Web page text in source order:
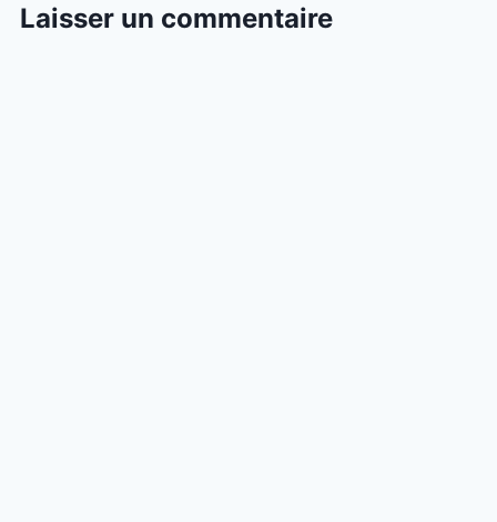
Laisser un commentaire